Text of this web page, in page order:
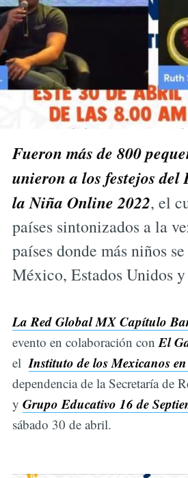
Fueron más de 800
unieron a los festejos
la Niña Online 2022, el
países sintonizados a la
países donde más niños
México, Estados Unidos
La Red Global MX Capítulo
evento en colaboración conEl
elInstituto de los Mexicanos
dependencia de la Secretaría de
y Grupo Educativo 16 de
sábado 30 de abril.